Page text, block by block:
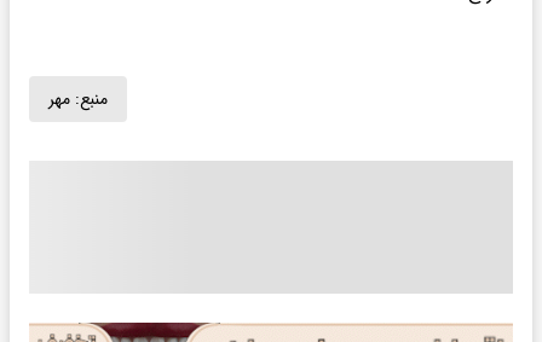
منبع: مهر